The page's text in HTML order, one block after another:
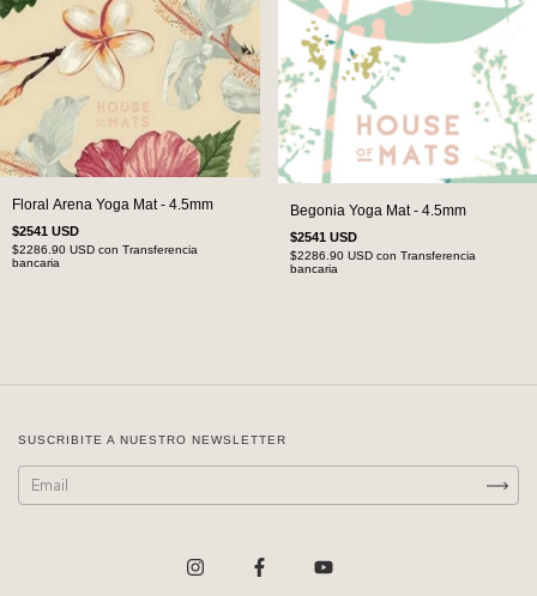
Floral Arena Yoga Mat - 4.5mm
$2541 USD
$2286.90 USD con Transferencia
bancaria
Begonia Yoga Mat - 4.5mm
$2541 USD
$2286.90 USD con Transferencia
bancaria
SUSCRIBITE A NUESTRO NEWSLETTER